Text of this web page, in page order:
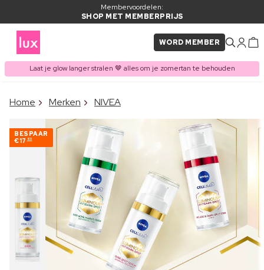
Membervoordelen:
SHOP MET MEMBERPRIJS
WORD MEMBER
Laat je glow langer stralen 🤎 alles om je zomertan te behouden
ITEM TOEGEVOEGD AAN
WINKELMAND
Home Merken NIVEA
BESPAAR
€17 60